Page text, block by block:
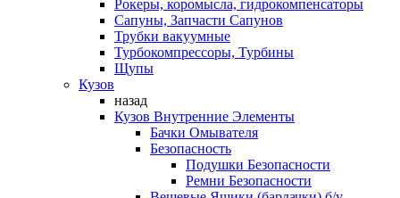
Рокеры, коромысла, гидрокомпенсаторы
Сапуны, Запчасти Сапунов
Трубки вакуумные
Турбокомпрессоры, Турбины
Щупы
Кузов
назад
Кузов Внутренние Элементы
Бачки Омывателя
Безопасность
Подушки Безопасности
Ремни Безопасности